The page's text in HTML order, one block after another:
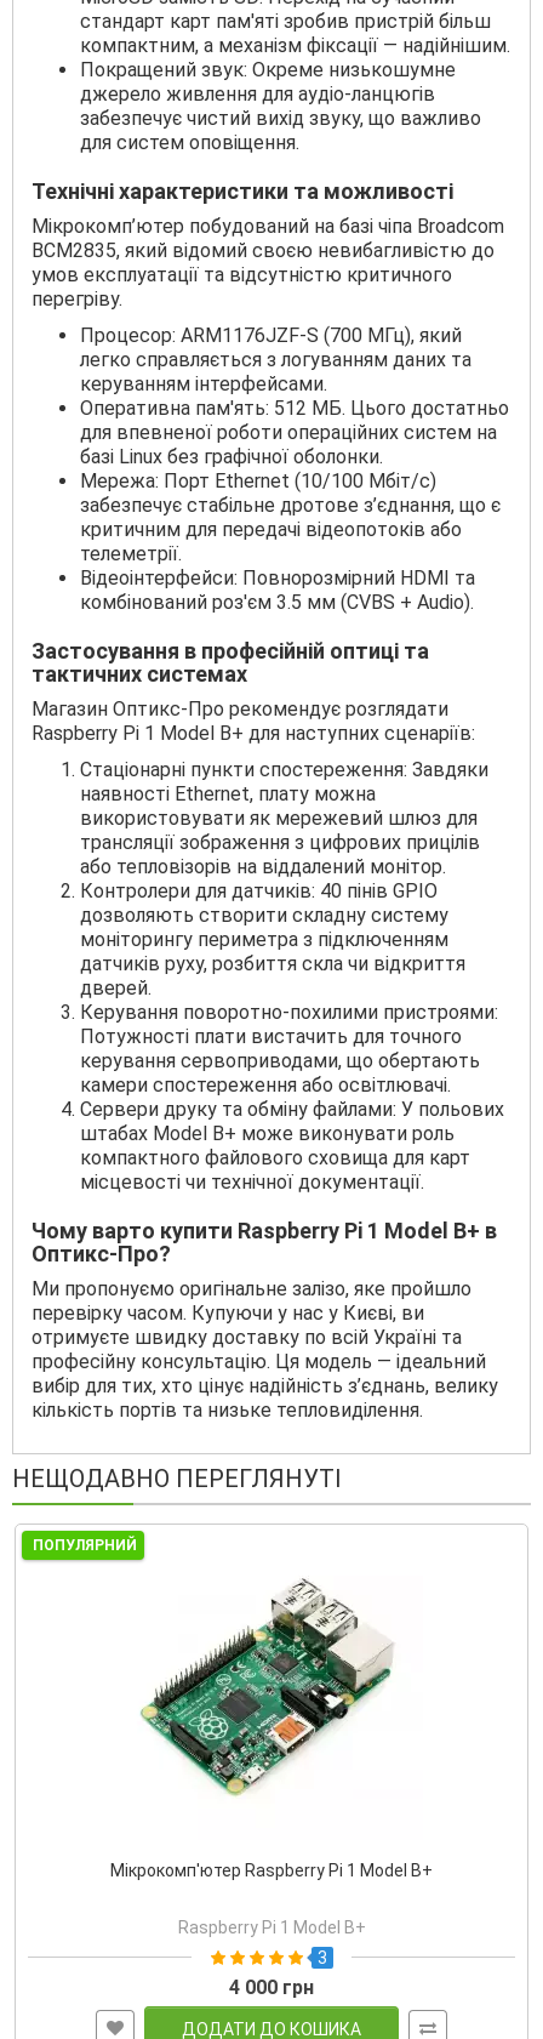
стандарт карт пам'яті зробив пристрій більш
компактним, а механізм фіксації — надійнішим.
Покращений звук: Окреме низькошумне
джерело живлення для аудіо-ланцюгів
забезпечує чистий вихід звуку, що важливо
для систем оповіщення.
Технічні характеристики та можливості
Мікрокомп’ютер побудований на базі чіпа Broadcom
BCM2835, який відомий своєю невибагливістю до
умов експлуатації та відсутністю критичного
перегріву.
Процесор: ARM1176JZF-S (700 МГц), який
легко справляється з логуванням даних та
керуванням інтерфейсами.
Оперативна пам'ять: 512 МБ. Цього достатньо
для впевненої роботи операційних систем на
базі Linux без графічної оболонки.
Мережа: Порт Ethernet (10/100 Мбіт/с)
забезпечує стабільне дротове з’єднання, що є
критичним для передачі відеопотоків або
телеметрії.
Відеоінтерфейси: Повнорозмірний HDMI та
комбінований роз'єм 3.5 мм (CVBS + Audio).
Застосування в професійній оптиці та
тактичних системах
Магазин Оптикс-Про рекомендує розглядати
Raspberry Pi 1 Model B+ для наступних сценаріїв:
Стаціонарні пункти спостереження: Завдяки
наявності Ethernet, плату можна
використовувати як мережевий шлюз для
трансляції зображення з цифрових прицілів
або тепловізорів на віддалений монітор.
Контролери для датчиків: 40 пінів GPIO
дозволяють створити складну систему
моніторингу периметра з підключенням
датчиків руху, розбиття скла чи відкриття
дверей.
Керування поворотно-похилими пристроями:
Потужності плати вистачить для точного
керування сервоприводами, що обертають
камери спостереження або освітлювачі.
Сервери друку та обміну файлами: У польових
штабах Model B+ може виконувати роль
компактного файлового сховища для карт
місцевості чи технічної документації.
Чому варто купити Raspberry Pi 1 Model B+ в
Оптикс-Про?
Ми пропонуємо оригінальне залізо, яке пройшло
перевірку часом. Купуючи у нас у Києві, ви
отримуєте швидку доставку по всій Україні та
професійну консультацію. Ця модель — ідеальний
вибір для тих, хто цінує надійність з’єднань, велику
кількість портів та низьке тепловиділення.
НЕЩОДАВНО ПЕРЕГЛЯНУТІ
ПОПУЛЯРНИЙ
Мікрокомп'ютер Raspberry Pi 1 Model B+
Raspberry Pi 1 Model B+
3
4 000 грн
ДОДАТИ ДО КОШИКА